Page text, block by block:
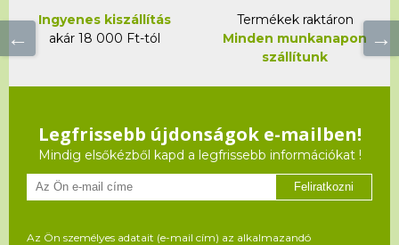
Ingyenes kiszállítás
akár 18 000 Ft-tól
Termékek raktáron
Minden munkanapon
szállítunk
Legfrissebb újdonságok e-mailben!
Mindig elsőkézből kapd a legfrissebb információkat !
Feliratkozni
Az Ön személyes adatait (e-mail cím) az alkalmazandó